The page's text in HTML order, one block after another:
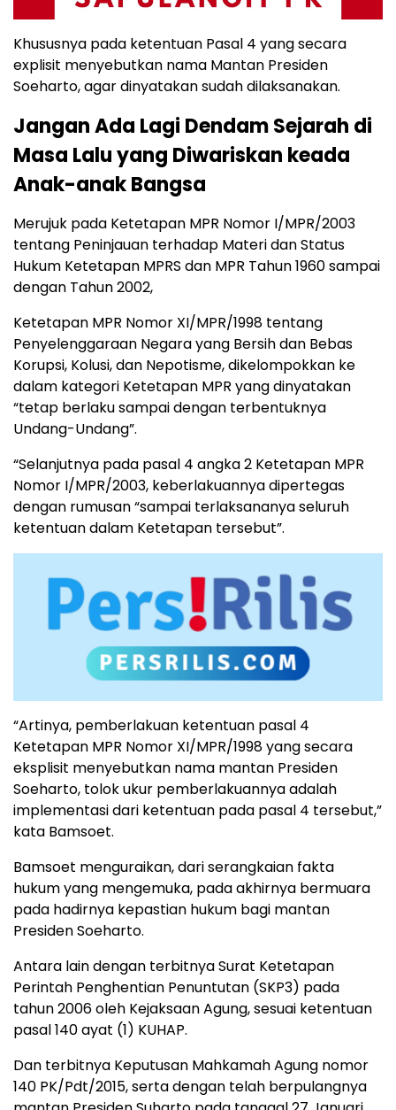
Khususnya pada ketentuan Pasal 4 yang secara
explisit menyebutkan nama Mantan Presiden
Soeharto, agar dinyatakan sudah dilaksanakan.
Jangan Ada Lagi Dendam Sejarah di
Masa Lalu yang Diwariskan keada
Anak-anak Bangsa
Merujuk pada Ketetapan MPR Nomor I/MPR/2003
tentang Peninjauan terhadap Materi dan Status
Hukum Ketetapan MPRS dan MPR Tahun 1960 sampai
dengan Tahun 2002,
Ketetapan MPR Nomor XI/MPR/1998 tentang
Penyelenggaraan Negara yang Bersih dan Bebas
Korupsi, Kolusi, dan Nepotisme, dikelompokkan ke
dalam kategori Ketetapan MPR yang dinyatakan
“tetap berlaku sampai dengan terbentuknya
Undang-Undang”.
“Selanjutnya pada pasal 4 angka 2 Ketetapan MPR
Nomor I/MPR/2003, keberlakuannya dipertegas
dengan rumusan “sampai terlaksananya seluruh
ketentuan dalam Ketetapan tersebut”.
“Artinya, pemberlakuan ketentuan pasal 4
Ketetapan MPR Nomor XI/MPR/1998 yang secara
eksplisit menyebutkan nama mantan Presiden
Soeharto, tolok ukur pemberlakuannya adalah
implementasi dari ketentuan pada pasal 4 tersebut,”
kata Bamsoet.
Bamsoet menguraikan, dari serangkaian fakta
hukum yang mengemuka, pada akhirnya bermuara
pada hadirnya kepastian hukum bagi mantan
Presiden Soeharto.
Antara lain dengan terbitnya Surat Ketetapan
Perintah Penghentian Penuntutan (SKP3) pada
tahun 2006 oleh Kejaksaan Agung, sesuai ketentuan
pasal 140 ayat (1) KUHAP.
Dan terbitnya Keputusan Mahkamah Agung nomor
140 PK/Pdt/2015, serta dengan telah berpulangnya